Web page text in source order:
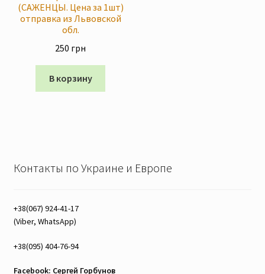
(САЖЕНЦЫ. Цена за 1шт)
отправка из Львовской
обл.
250 грн
В корзину
Контакты по Украине и Европе
+38(067) 924-41-17
(Viber, WhatsApp)
+38(095) 404-76-94
Facebook: Сергей Горбунов